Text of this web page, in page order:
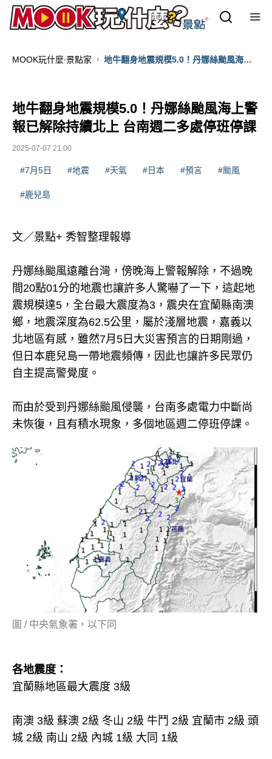
MOOK玩什麼‧景點家
地牛翻身地震規模5.0！丹娜絲颱風海上
地牛翻身地震規模5.0！丹娜絲颱風海上警
報已解除持續北上 台南週二多處停班停課
2025-07-07 21:00
#7月5日 #地震 #天氣 #日本 #預言 #颱風
#鹿兒島
文／景點+ 秀智整理報導
丹娜絲颱風遠離台灣，傍晚海上警報解除，不過晚
間20點01分的地震也讓許多人驚嚇了一下，這起地
震規模達5，全台最大震度為3，震央在宜蘭縣南澳
鄉，地震深度為62.5公里，屬於淺層地震，嘉義以
北地區有感，雖然7月5日大災害預言的日期剛過，
但日本鹿兒島一帶地震頻傳，因此也讓許多民眾仍
自主提高警覺度。
而由於受到丹娜絲颱風侵襲，台南多處電力中斷尚
未恢復，且有積水現象，多個地區週二停班停課。
圖 / 中央氣象署，以下同
各地震度：
宜蘭縣地區最大震度 3級
南澳 3級 蘇澳 2級 冬山 2級 牛鬥 2級 宜蘭市 2級 頭
城 2級 南山 2級 內城 1級 大同 1級